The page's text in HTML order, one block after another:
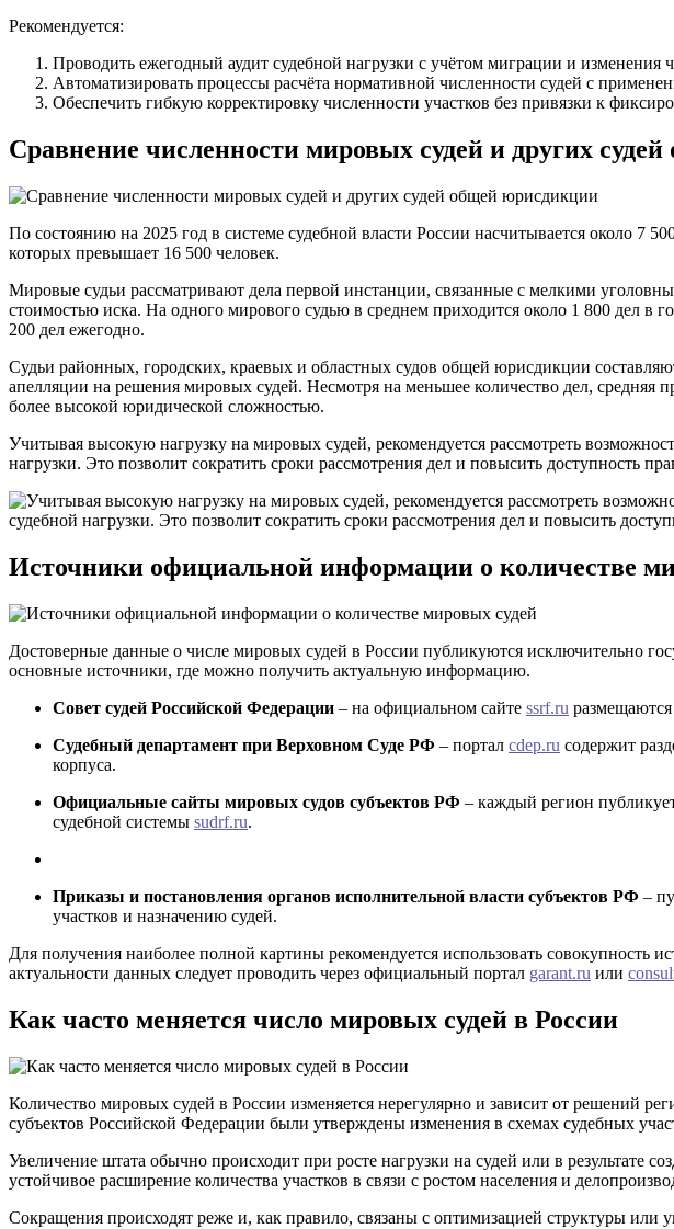
Рекомендуется:
Проводить ежегодный аудит судебной нагрузки с учётом миграции и изменения
Автоматизировать процессы расчёта нормативной численности судей с
Обеспечить гибкую корректировку численности участков без привязки к
Сравнение численности мировых судей и других
По состоянию на 2025 год в системе судебной власти России насчитывается около 7
которых превышает 16 500 человек.
Мировые судьи рассматривают дела первой инстанции, связанные с мелкими
стоимостью иска. На одного мирового судью в среднем приходится около 1 800 дел в
200 дел ежегодно.
Судьи районных, городских, краевых и областных судов общей юрисдикции
апелляции на решения мировых судей. Несмотря на меньшее количество дел, средняя
более высокой юридической сложностью.
Учитывая высокую нагрузку на мировых судей, рекомендуется рассмотреть
нагрузки. Это позволит сократить сроки рассмотрения дел и повысить доступность
Источники официальной информации о количестве
Достоверные данные о числе мировых судей в России публикуются исключительно
основные источники, где можно получить актуальную информацию.
Совет судей Российской Федерации – на официальном сайте ssrf.ru
Судебный департамент при Верховном Суде РФ – портал cdep.ru содержит
корпуса.
Официальные сайты мировых судов субъектов РФ – каждый регион
судебной системы sudrf.ru.
Приказы и постановления органов исполнительной власти субъектов РФ –
участков и назначению судей.
Для получения наиболее полной картины рекомендуется использовать
актуальности данных следует проводить через официальный портал garant.ru или
Как часто меняется число мировых судей в России
Количество мировых судей в России изменяется нерегулярно и зависит от решений
субъектов Российской Федерации были утверждены изменения в схемах судебных
Увеличение штата обычно происходит при росте нагрузки на судей или в результате
устойчивое расширение количества участков в связи с ростом населения и
Сокращения происходят реже и, как правило, связаны с оптимизацией структуры